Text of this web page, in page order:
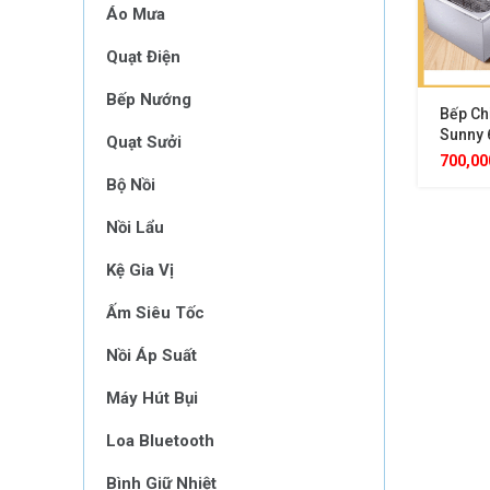
Áo Mưa
Quạt Điện
Bếp Nướng
Quạt Sưởi
Bộ Nồi
Nồi Lẩu
Kệ Gia Vị
Ấm Siêu Tốc
Nồi Áp Suất
Máy Hút Bụi
Loa Bluetooth
Bình Giữ Nhiệt
Bếp
Sunny
Dầu